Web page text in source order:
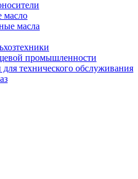
масло
масла
промышленности
технического обслуживания